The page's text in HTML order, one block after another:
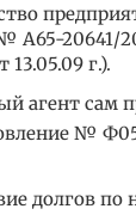
А65-20641/
13.05.09 г.).
агент сам
№
долгов по